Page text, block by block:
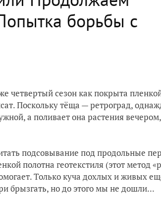
борьбы с
четвертый сезон как покрыта
Поскольку тёща — ретроград,
а поливает она растения
подсовывание под продольные
полотна геотекстиля (этот метод
Только куча дохлых и живых
брызгать, но до этого мы не дошли...